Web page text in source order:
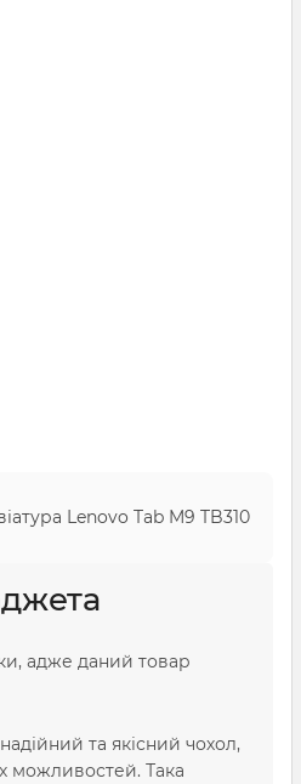
Lenovo Tab M9 TB310
адже даний товар
та якісний чохол,
можливостей. Така